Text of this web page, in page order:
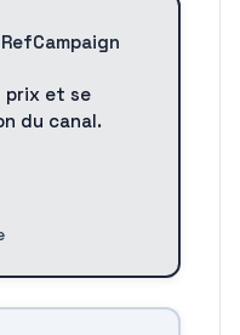
RefCampaign
prix et se
du canal.